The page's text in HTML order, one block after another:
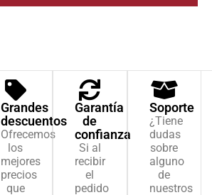
Grandes
descuentos
Ofrecemos
los
mejores
precios
que
Garantía
de
confianza
Si al
recibir
el
pedido
Soporte
¿Tiene
dudas
sobre
alguno
de
nuestros